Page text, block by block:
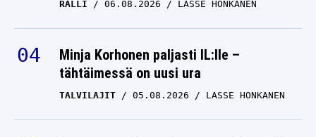
RALLI 06.08.2026 LASSE HONKANEN
Minja Korhonen paljasti IL:lle –
tähtäimessä on uusi ura
TALVILAJIT 05.08.2026 LASSE HONKANEN